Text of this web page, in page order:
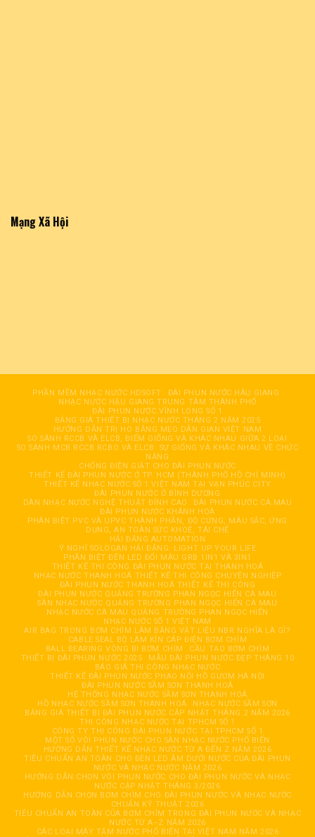
Mạng Xã Hội
PHẦN MỀM NHẠC NƯỚC HDSOFT
ĐÀI PHUN NƯỚC HÂỤ GIANG
NHẠC NƯỚC HẬU GIANG TRUNG TÂM THÀNH PHỐ
ĐÀI PHUN NƯỚC VĨNH LONG SỐ 1
BẢNG GIÁ THIẾT BỊ NHẠC NƯỚC THÁNG 2 NĂM 2025
HƯỚNG DẪN TRỊ HO BẰNG MẸO DÂN GIAN VIỆT NAM
SO SÁNH RCCB VÀ ELCB, ĐIỂM GIỐNG VÀ KHÁC NHAU GIỮA 2 LOẠI
SO SÁNH MCB RCCB RCBO VÀ ELCB: SỰ GIỐNG VÀ KHÁC NHAU VỀ CHỨC
NĂNG
CHỐNG ĐIỆN GIẬT CHO ĐÀI PHUN NƯỚC
THIẾT KẾ ĐÀI PHUN NƯỚC Ở TP. HCM (THÀNH PHỐ HỒ CHÍ MINH)
THIẾT KẾ NHẠC NƯỚC SỐ 1 VIỆT NAM TẠI VẠN PHÚC CITY
ĐÀI PHUN NƯỚC Ở BÌNH DƯƠNG
DÀN NHẠC NƯỚC NGHỆ THUẬT ĐỈNH CAO
ĐÀI PHUN NƯỚC CÀ MAU
ĐÀI PHUN NƯỚC KHÁNH HOÀ
PHÂN BIỆT PVC VÀ UPVC THÀNH PHẦN, ĐỘ CỨNG, MÀU SẮC, ỨNG
DỤNG, AN TOÀN SỨC KHOẺ, TÁI CHẾ
HẢI ĐĂNG AUTOMATION
Ý NGHĨ SOLOGAN HẢI ĐĂNG: LIGHT UP YOUR LIFE
PHÂN BIỆT ĐÈN LED ĐỔI MÀU GRB 1IN1 VÀ 3IN1
THIẾT KẾ THI CÔNG ĐÀI PHUN NƯỚC TẠI THANH HOÁ
NHẠC NƯỚC THANH HOÁ THIẾT KẾ THI CÔNG CHUYÊN NGHIỆP
ĐÀI PHUN NƯỚC THANH HOÁ THIẾT KẾ THI CÔNG
ĐÀI PHUN NƯỚC QUẢNG TRƯỜNG PHAN NGỌC HIỂN CÀ MAU
SÀN NHẠC NƯỚC QUẢNG TRƯỜNG PHAN NGỌC HIỂN CÀ MAU
NHẠC NƯỚC CÀ MAU QUẢNG TRƯỜNG PHAN NGỌC HIỂN
NHẠC NƯỚC SỐ 1 VIỆT NAM
AIR BAG TRONG BƠM CHÌM LÀM BẰNG VẬT LIỆU NBR NGHĨA LÀ GÌ?
CABLE SEAL BỘ LÀM KÍN CÁP ĐIỆN BƠM CHÌM
BALL BEARING VÒNG BI BƠM CHÌM
CẦU TẠO BƠM CHÌM
THIẾT BỊ ĐÀI PHUN NƯỚC 2025
MẪU ĐÀI PHUN NƯỚC ĐẸP THÁNG 10
BÁO GIÁ THI CÔNG NHẠC NƯỚC
THIẾT KẾ ĐÀI PHUN NƯỚC PHAO NỔI HỒ GƯƠM HÀ NỘI
ĐÀI PHUN NƯỚC SẦM SƠN THANH HOÁ
HỆ THỐNG NHẠC NƯỚC SẦM SƠN THANH HOÁ
HỒ NHẠC NƯỚC SẦM SƠN THANH HOÁ
NHẠC NƯỚC SẦM SƠN
BẢNG GIÁ THIẾT BỊ ĐÀI PHUN NƯỚC CẬP NHẬT THÁNG 2 NĂM 2026
THI CÔNG NHẠC NƯỚC TẠI TPHCM SỐ 1
CÔNG TY THI CÔNG ĐÀI PHUN NƯỚC TẠI TPHCM SỐ 1
MỘT SỐ VÒI PHUN NƯỚC CHO SÀN NHẠC NƯỚC PHỔ BIẾN
HƯỚNG DẪN THIẾT KẾ NHẠC NƯỚC TỪ A ĐẾN Z NĂM 2026
TIÊU CHUẨN AN TOÀN CHO ĐÈN LED ÂM DƯỚI NƯỚC CỦA ĐÀI PHUN
NƯỚC VÀ NHẠC NƯỚC NĂM 2026
HƯỚNG DẪN CHỌN VÒI PHUN NƯỚC CHO ĐÀI PHUN NƯỚC VÀ NHẠC
NƯỚC CẬP NHẬT THÁNG 3/2026
HƯỚNG DẪN CHỌN BƠM CHÌM CHO ĐÀI PHUN NƯỚC VÀ NHẠC NƯỚC
CHUẨN KỸ THUẬT 2026
TIÊU CHUẨN AN TOÀN CỦA BƠM CHÌM TRONG ĐÀI PHUN NƯỚC VÀ NHẠC
NƯỚC TỪ A–Z NĂM 2026
CÁC LOẠI MÁY TĂM NƯỚC PHỔ BIẾN TẠI VIỆT NAM NĂM 2026